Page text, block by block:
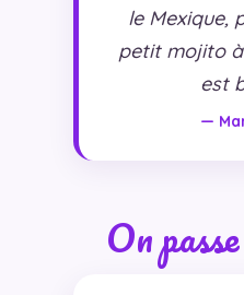
le Mexique,
petit mojito
est
—
On